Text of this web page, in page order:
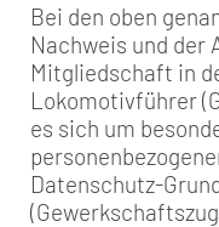
Bei den oben
Nachweis und der
Mitgliedschaft in
Lokomotivführer
es sich um
Datenschutz-